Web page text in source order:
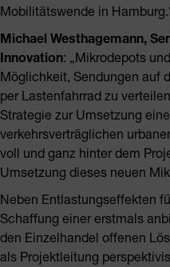
Mobilitätswende in
Michael Westhagemann,
Innovation: „Mikrodepots
Möglichkeit, Sendungen auf
per Lastenfahrrad zu
Strategie zur Umsetzung
verkehrsverträglichen
voll und ganz hinter dem
Umsetzung dieses neuen
Neben Entlastungseffekten
Schaffung einer erstmals
den Einzelhandel offenen
als Projektleitung